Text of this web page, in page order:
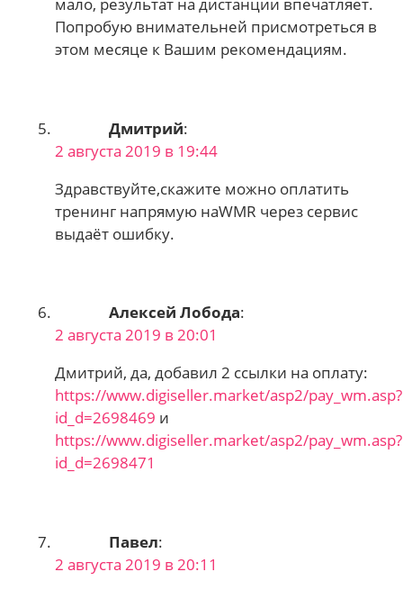
мало, результат на дистанции впечатляет.
Попробую внимательней присмотреться в
этом месяце к Вашим рекомендациям.
Дмитрий:
2 августа 2019 в 19:44
Здравствуйте,скажите можно оплатить
тренинг напрямую наWMR через сервис
выдаёт ошибку.
Алексей Лобода:
2 августа 2019 в 20:01
Дмитрий, да, добавил 2 ссылки на оплату:
https://www.digiseller.market/asp2/pay_wm.asp?
id_d=2698469 и
https://www.digiseller.market/asp2/pay_wm.asp?
id_d=2698471
Павел:
2 августа 2019 в 20:11